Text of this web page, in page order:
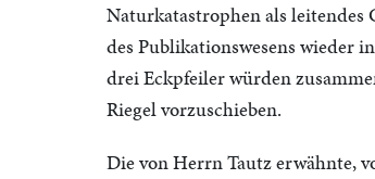
Naturkatastrophen als leitendes
des Publikationswesens wieder
drei Eckpfeiler würden
Riegel vorzuschieben.
Die von Herrn Tautz erwähnte,